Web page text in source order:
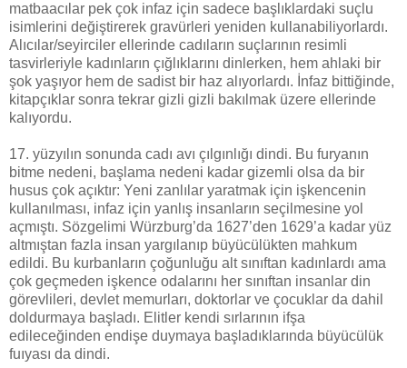
matbaacılar pek çok infaz için sadece başlıklardaki suçlu
isimlerini değiştirerek gravürleri yeniden kullanabiliyorlardı.
Alıcılar/seyirciler ellerinde cadıların suçlarının resimli
tasvirleriyle kadınların çığlıklarını dinlerken, hem ahlaki bir
şok yaşıyor hem de sadist bir haz alıyorlardı. İnfaz bittiğinde,
kitapçıklar sonra tekrar gizli gizli bakılmak üzere ellerinde
kalıyordu.
17. yüzyılın sonunda cadı avı çılgınlığı dindi. Bu furyanın
bitme nedeni, başlama nedeni kadar gizemli olsa da bir
husus çok açıktır: Yeni zanlılar yaratmak için işkencenin
kullanılması, infaz için yanlış insanların seçilmesine yol
açmıştı. Sözgelimi Würzburg’da 1627’den 1629’a kadar yüz
altmıştan fazla insan yargılanıp büyücülükten mahkum
edildi. Bu kurbanların çoğunluğu alt sınıftan kadınlardı ama
çok geçmeden işkence odalarını her sınıftan insanlar din
görevlileri, devlet memurları, doktorlar ve çocuklar da dahil
doldurmaya başladı. Elitler kendi sırlarının ifşa
edileceğinden endişe duymaya başladıklarında büyücülük
fuıyası da dindi.